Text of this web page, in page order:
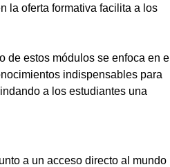
la oferta formativa facilita a los
de estos módulos se enfoca en el
indispensables para
a los estudiantes una
a un acceso directo al mundo